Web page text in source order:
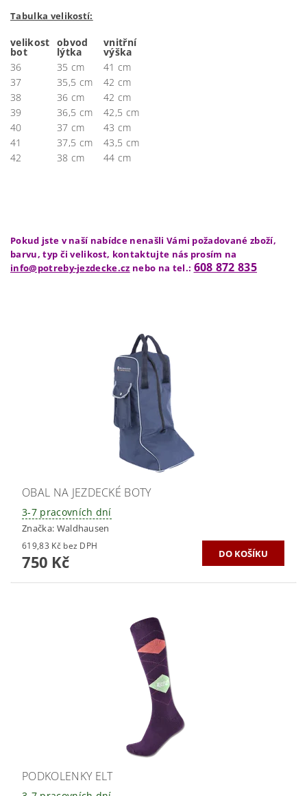
Tabulka velikostí:
velikost
bot
obvod
lýtka
vnitřní
výška
36
35 cm
41 cm
37
35,5 cm
42 cm
38
36 cm
42 cm
39
36,5 cm
42,5 cm
40
37 cm
43 cm
41
37,5 cm
43,5 cm
42
38 cm 44 cm
Pokud jste v naší nabídce nenašli Vámi požadované zboží,
barvu, typ či velikost, kontaktujte nás prosím na
info@potreby-jezdecke.cz nebo na tel.: 608 872 835
OBAL NA JEZDECKÉ BOTY
3-7 pracovních dní
Značka: Waldhausen
619,83 Kč bez DPH
750 Kč
PODKOLENKY ELT